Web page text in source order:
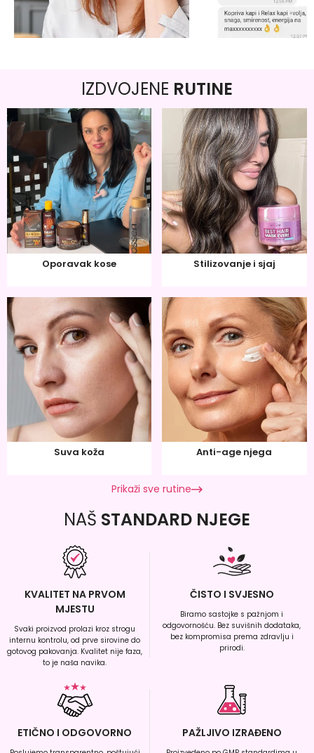
IZDVOJENE RUTINE
Oporavak kose Stilizovanje i sjaj
Suva koža Anti-age njega
Prikaži sve rutine
NAŠ STANDARD NJEGE
KVALITET NA PRVOM
MJESTU
Svaki proizvod prolazi kroz strogu
internu kontrolu, od prve sirovine do
gotovog pakovanja. Kvalitet nije faza,
to je naša navika.
ČISTO I SVJESNO
Biramo sastojke s pažnjom i
odgovornošću. Bez suvišnih dodataka,
bez kompromisa prema zdravlju i
prirodi.
ETIČNO I ODGOVORNO PAŽLJIVO IZRAĐENO